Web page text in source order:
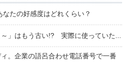
なたの好感度はどれくらい？
～」はもう古い!? 実際に使っていた...
。企業の語呂合わせ電話番号で一番